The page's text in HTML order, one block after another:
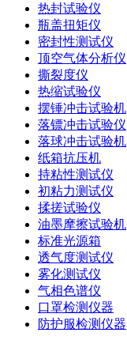
热封试验仪
瓶盖扭矩仪
密封性测试仪
顶空气体分析仪
撕裂度仪
热缩试验仪
摆锤冲击试验机
落镖冲击试验仪
落球冲击试验机
纸箱抗压机
持粘性测试仪
初粘力测试仪
揉搓试验仪
油墨摩擦试验机
标准光源箱
透气度测试仪
雾化测试仪
气相色谱仪
口罩检测仪器
防护服检测仪器